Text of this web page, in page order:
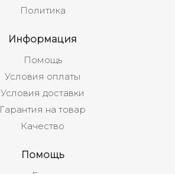
Политика
Информация
Помощь
Условия оплаты
Условия доставки
Гарантия на товар
Качество
Помощь